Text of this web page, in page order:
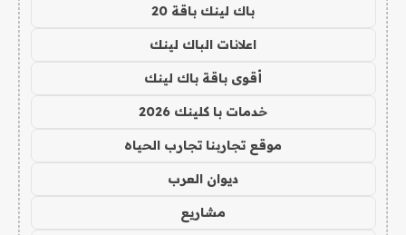
باك لينك باقة 20
اعلانات الباك لينك
أقوى باقة باك لينك
خدمات با كلينك 2026
موقع تجاربنا تجارب الحياه
ديوان العرب
مشاريع